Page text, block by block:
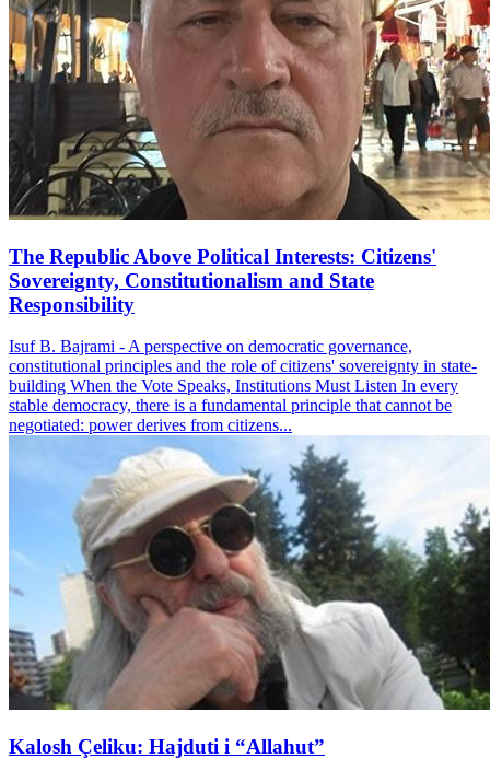
The Republic Above Political Interests: Citizens'
Sovereignty, Constitutionalism and State
Responsibility
Isuf B. Bajrami - A perspective on democratic governance,
constitutional principles and the role of citizens' sovereignty in state-
building When the Vote Speaks, Institutions Must Listen In every
stable democracy, there is a fundamental principle that cannot be
negotiated: power derives from citizens...
Kalosh Çeliku: Hajduti i “Allahut”